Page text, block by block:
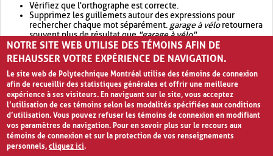
Vérifiez que l'orthographe est correcte.
Supprimez les guillemets autour des expressions pour
rechercher chaque mot séparément. garage à véloretournera
souvent plus de résultat que"garage à vélo".
Envisagez d'élargir votre recherche avec OR.garage OR vélo
retournera souvent plus de résultat quegarage à vélo
NOTRE SITE WEB UTILISE DES TÉMOINS AFIN DE
REHAUSSER VOTRE EXPÉRIENCE DE NAVIGATION.
Le site web de Polytechnique Montréal utilise des témoins de connexion
afin de recueillir des statistiques générales et offrir une meilleure
expérience à ses visiteurs. En naviguant sur le site, vous acceptez
l’utilisation de ces témoins selon les modalités spécifiées aux conditions
d’utilisation. Vous pouvez refuser les témoins de connexion en modifiant
vos paramètres de navigation. Pour en savoir plus sur le recours aux
témoins de connexion et sur la protection de vos renseignements
personnels,cliquez ici.